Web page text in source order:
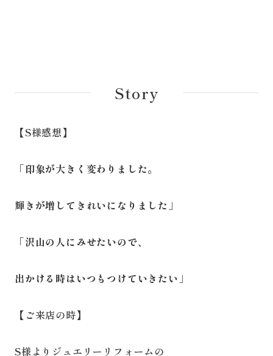
Story
【S様感想】
「印象が大きく変わりました。
輝きが増してきれいになりました」
「沢山の人にみせたいので、
出かける時はいつもつけていきたい」
【ご来店の時】
S様よりジュエリーリフォームの